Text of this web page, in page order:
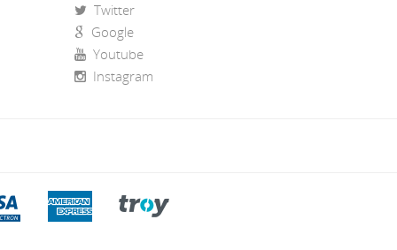
Twitter
Google
Youtube
Instagram